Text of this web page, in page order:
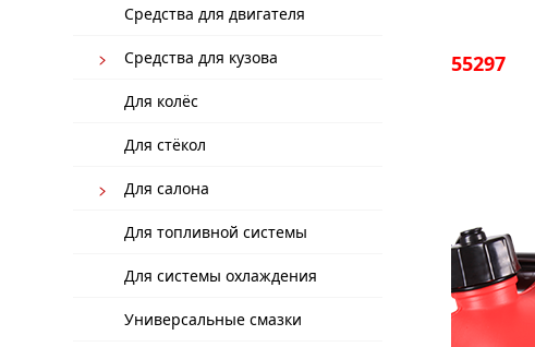
Средства для двигателя
Средства для кузова
Для колёс
Для стёкол
Для салона
Для топливной системы
Для системы охлаждения
Универсальные смазки
55297